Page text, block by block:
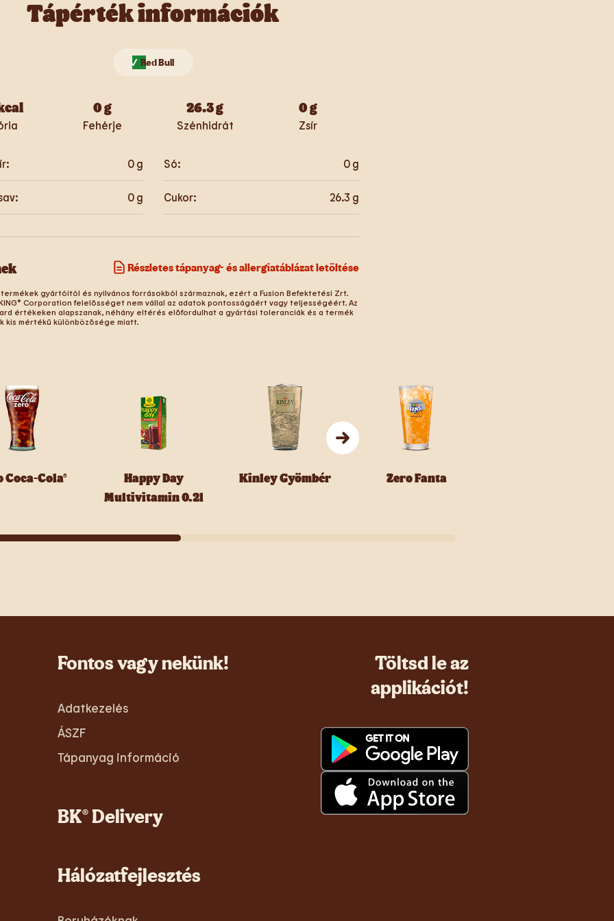
Tápérték információk
Red Bull
0g
Fehérje
26.3g
Szénhidrát
0g
Zsír
0 g Só: 0 g
0 g Cukor: 26.3 g
Részletes tápanyag- és allergiatáblázat letöltése
termékek gyártóitól és nyilvános forrásokból származnak, ezért a Fusion Befektetési Zrt.
KING® Corporation felelősséget nem vállal az adatok pontosságáért vagy teljességéért. Az
értékeken alapszanak, néhány eltérés előfordulhat a gyártási toleranciák és a termék
kis mértékű különbözősége miatt.
Coca-Cola®
Happy Day
Multivitamin 0.2l
Kinley Gyömbér Zero Fanta
Fontos vagy nekünk!
Adatkezelés
ÁSZF
Tápanyag információ
BK® Delivery
Hálózatfejlesztés
Töltsd le az
applikációt!